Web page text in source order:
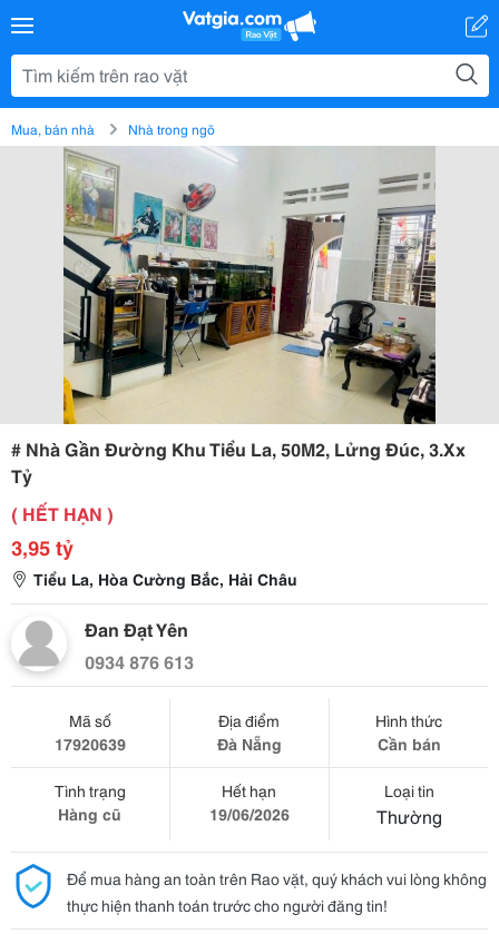
Mua, bán nhà Nhà trong ngõ
# Nhà Gần Đường Khu Tiểu La, 50M2, Lửng Đúc, 3.Xx
Tỷ
( HẾT HẠN )
3,95 tỷ
Tiểu La, Hòa Cường Bắc, Hải Châu
Đan Đạt Yên
0934 876 613
Mã số
17920639
Địa điểm
Đà Nẵng
Hình thức
Cần bán
Tình trạng
Hàng cũ
Hết hạn
19/06/2026
Loại tin
Thường
Để mua hàng an toàn trên Rao vặt, quý khách vui lòng không
thực hiện thanh toán trước cho người đăng tin!